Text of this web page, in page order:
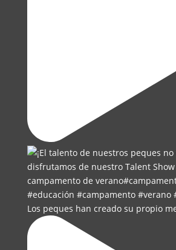
Los peques han creado su propio